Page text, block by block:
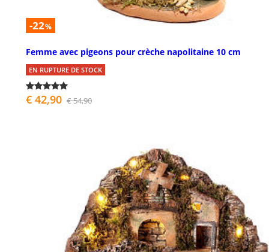
-22%
Femme avec pigeons pour crèche napolitaine 10 cm
EN RUPTURE DE STOCK
€ 42,90 € 54,90